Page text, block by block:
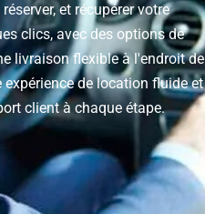
et récupérer votre
clics, avec des options de
livraison flexible à l'endroit de
de location fluide et
client à chaque étape.